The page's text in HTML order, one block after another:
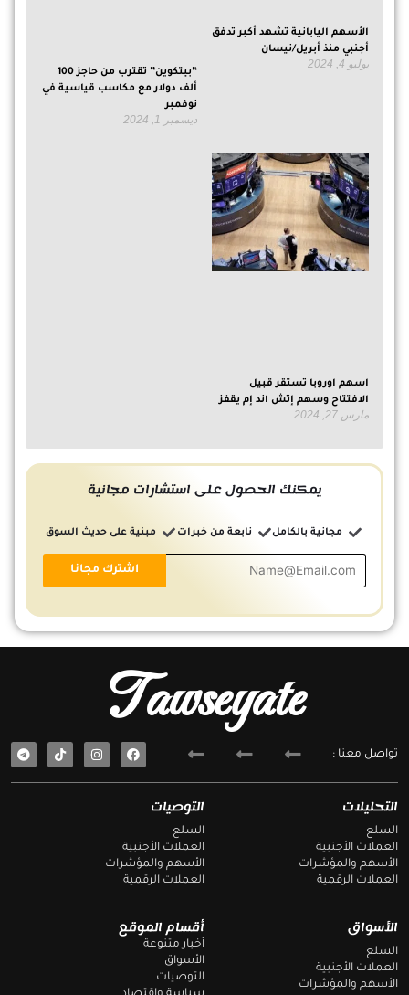
الأسهم اليابانية تشهد أكبر تدفق
أجنبي منذ أبريل/نيسان
يوليو 4, 2024
“بيتكوين” تقترب من حاجز 100
ألف دولار مع مكاسب قياسية في
نوفمبر
ديسمبر 1, 2024
اسهم اوروبا تستقر قبيل
الافتتاح وسهم إتش اند إم يقفز
مارس 27, 2024
يمكنك الحصول على استشارات مجانية
مجانية بالكامل نابعة من خبرات مبنية على حديث السوق
أقسام الموقع
أخبار متنوعة
الأسواق
التوصيات
الأسواق
السلع
العملات الأجنبية
الأسهم والمؤشرات
التوصيات
السلع
العملات الأجنبية
الأسهم والمؤشرات
العملات الرقمية
التحليلات
السلع
العملات الأجنبية
الأسهم والمؤشرات
العملات الرقمية
Tawseyate
تواصل معنا :
F
a
e
T
e
e